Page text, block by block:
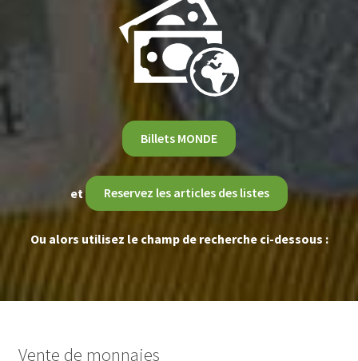
Billets MONDE
et Reservez les articles des listes
Ou alors utilisez le champ de recherche ci-dessous :
Vente de monnaies